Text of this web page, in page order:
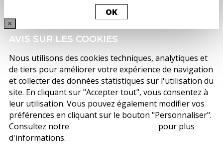
OK
×
AVIS SUR LES COOKIES
Nous utilisons des cookies techniques, analytiques et
de tiers pour améliorer votre expérience de navigation
et collecter des données statistiques sur l'utilisation du
site. En cliquant sur "Accepter tout", vous consentez à
leur utilisation. Vous pouvez également modifier vos
préférences en cliquant sur le bouton "Personnaliser".
Consultez notre
pour plus
d'informations.